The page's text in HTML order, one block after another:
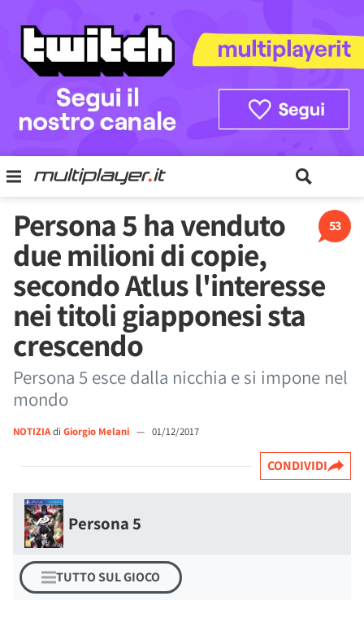
53
Persona 5 ha venduto
due milioni di copie,
secondo Atlus l'interesse
nei titoli giapponesi sta
crescendo
Persona 5 esce dalla nicchia e si impone nel
mondo
NOTIZIAdi Giorgio Melani — 01/12/2017
CONDIVIDI
Persona 5
TUTTO SUL GIOCO